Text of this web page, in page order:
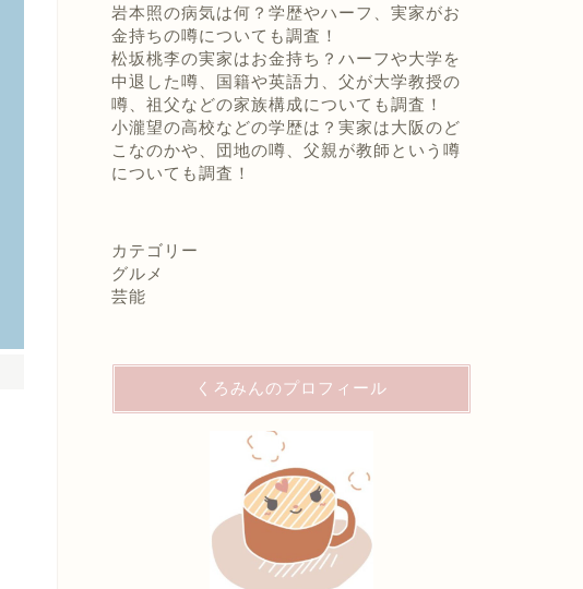
岩本照の病気は何？学歴やハーフ、実家がお
金持ちの噂についても調査！
松坂桃李の実家はお金持ち？ハーフや大学を
中退した噂、国籍や英語力、父が大学教授の
噂、祖父などの家族構成についても調査！
小瀧望の高校などの学歴は？実家は大阪のど
こなのかや、団地の噂、父親が教師という噂
についても調査！
カテゴリー
グルメ
芸能
くろみんのプロフィール